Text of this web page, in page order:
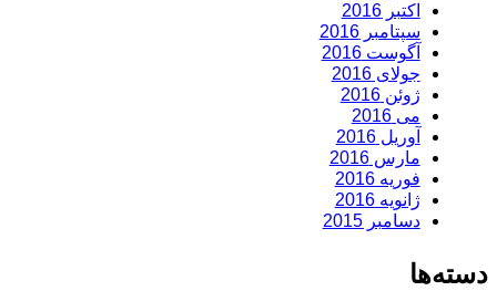
اکتبر 2016
سپتامبر 2016
آگوست 2016
جولای 2016
ژوئن 2016
می 2016
آوریل 2016
مارس 2016
فوریه 2016
ژانویه 2016
دسامبر 2015
دسته‌ها